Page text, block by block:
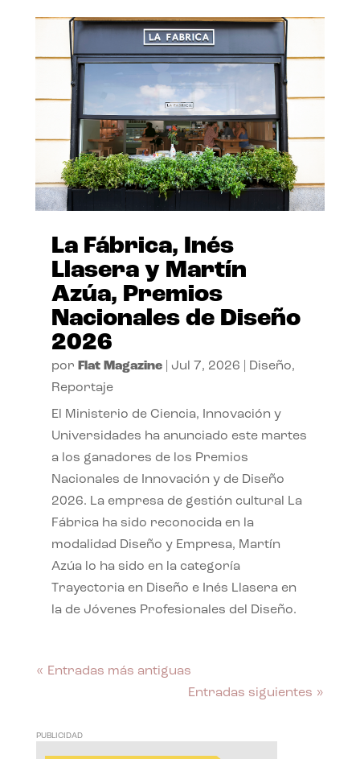
La Fábrica, Inés
Llasera y Martín
Azúa, Premios
Nacionales de Diseño
2026
por Flat Magazine| Jul 7, 2026 Diseño,
Reportaje
El Ministerio de Ciencia, Innovación y
Universidades ha anunciado este martes
a los ganadores de los Premios
Nacionales de Innovación y de Diseño
2026. La empresa de gestión cultural La
Fábrica ha sido reconocida en la
modalidad Diseño y Empresa, Martín
Azúa lo ha sido en la categoría
Trayectoria en Diseño e Inés Llasera en
la de Jóvenes Profesionales del Diseño.
« Entradas más antiguas
Entradas siguientes »
PUBLICIDAD